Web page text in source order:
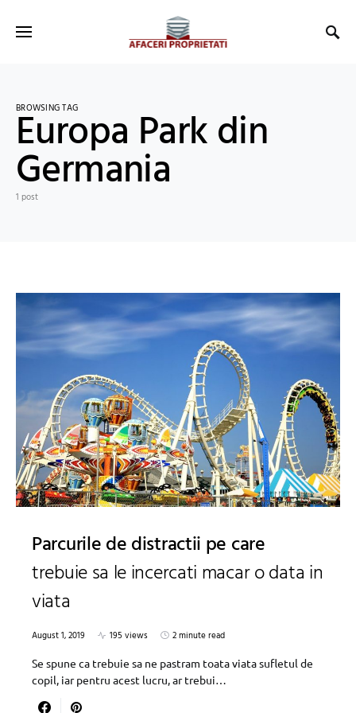
BROWSING TAG
Europa Park din
Germania
1 post
Parcurile de distractii pe care
trebuie sa le incercati macar o data in
viata
August 1, 2019 195 views
2 minute read
Se spune ca trebuie sa ne pastram toata viata sufletul de
copil, iar pentru acest lucru, ar trebui…